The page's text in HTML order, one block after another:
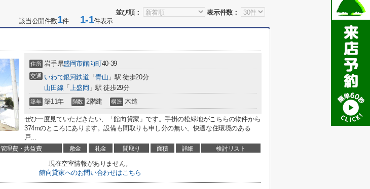
並び順： 表示件数：
該当公開件数1件 1-1件表示
住所 岩手県盛岡市館向町40-39
交通 いわて銀河鉄道 「青山 」駅 徒歩20分
山田線 「 上盛岡 」駅 徒歩29分
築年 築11年 階数 2階建 構造 木造
ぜひ一度見ていただきたい、「館向貸家」です。手掛の松緑地がこちらの物件から
374mのところにあります。設備も間取りも申し分の無い、快適な住環境のある
戸...
管理費・共益費 敷金 礼金 間取り 面積 詳細 検討リスト
現在空室情報がありません。
館向貸家へのお問い合わせはこちら